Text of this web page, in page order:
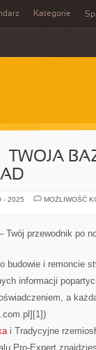
Kategorie
TWOJA
- 2025
MOŻLIWOŚĆ
Twój przewodnik po
budowie i remoncie
informacji
a
i Tradycyjne
Pro-Expert